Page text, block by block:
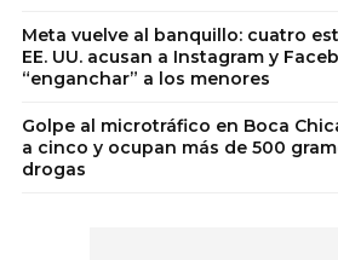
Meta vuelve al banquillo: cuatro
EE. UU. acusan a Instagram y
“enganchar” a los menores
Golpe al microtráfico en Boca
a cinco y ocupan más de 500
drogas